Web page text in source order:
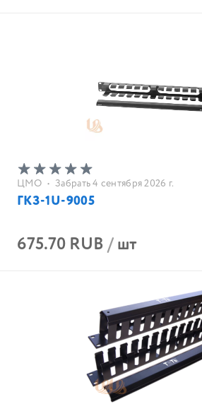
ЦМО • Забрать 4 сентября 2026 г.
ГКЗ-1U-9005
675.70 RUB/шт